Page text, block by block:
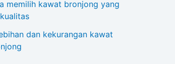
memilih kawat bronjong yang
dan kekurangan kawat